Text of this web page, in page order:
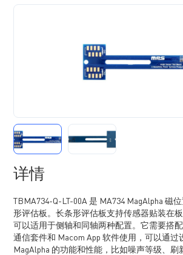
详情
TBMA734-Q-LT-00A 是 MA734 MagAlpha 磁
形评估板。长条形评估板支持传感器贴装在
可以适用于侧轴和同轴两种配置。它需要搭配
通信套件和 Macom App 软件使用，可以通过
MagAlpha 的功能和性能，比如噪声等级、刷